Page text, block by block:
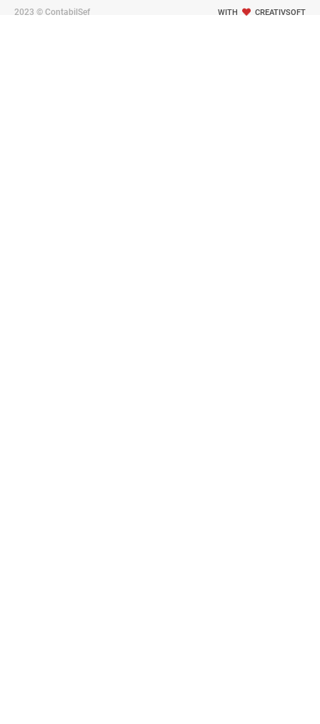
2023 © ContabilSef WITH CREATIVSOFT